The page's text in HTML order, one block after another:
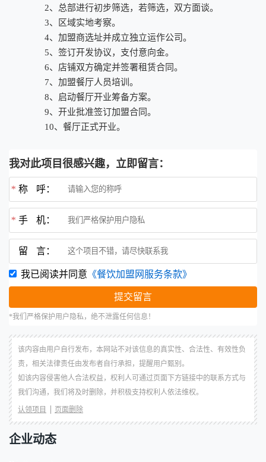
2、总部进行初步筛选，若筛选，双方面谈。
3、区域实地考察。
4、加盟商选址并成立独立运作公司。
5、签订开发协议，支付意向金。
6、店铺双方确定并签署租赁合同。
7、加盟餐厅人员培训。
8、启动餐厅开业筹备方案。
9、开业批准签订加盟合同。
10、餐厅正式开业。
我对此项目很感兴趣，立即留言：
* 称 呼：
* 手 机：
留 言：
我已阅读并同意 《餐饮加盟网服务条款》
*我们严格保护用户隐私，绝不泄露任何信息！
该内容由用户自行发布，本网站不对该信息的真实性、合法性、有效性负
责，相关法律责任由发布者自行承担，提醒用户甄别。
如该内容侵害他人合法权益，权利人可通过页面下方链接中的联系方式与
我们沟通，我们将及时删除，并积极支持权利人依法维权。
认领项目 页面删除
企业动态